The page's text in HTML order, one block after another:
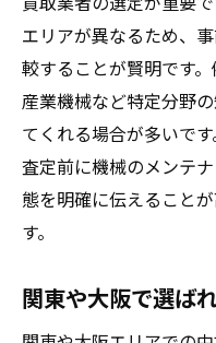
れ
ランキング評
現
機械買取相場
格を知る
古い機械も含
工場機械買取
エリアが異なるため、
較することが賢明です
産業機械など特定分野
てくれる場合が多いで
査定前に機械のメンテ
態を明確に伝えること
す。
関東や大阪で選ば